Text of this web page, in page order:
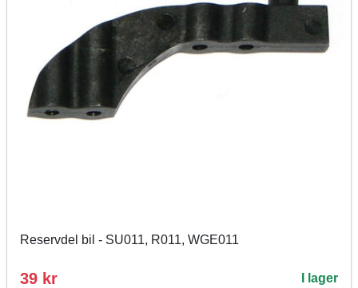
Reservdel bil - SU011, R011, WGE011
39 kr I lager